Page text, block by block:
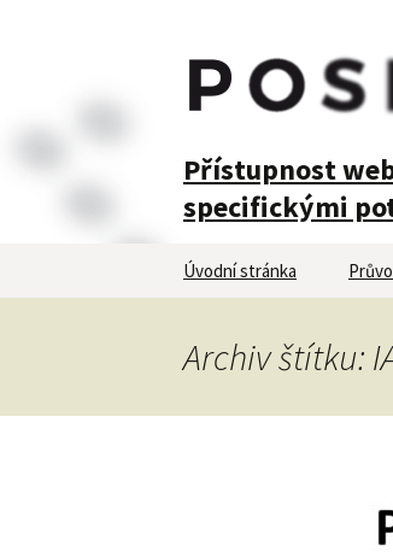
Přístupnost
specifickými
Přejít
webu
Úvodní stránka
Archiv štítku: